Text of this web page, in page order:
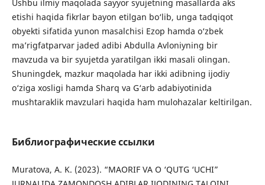
Ushbu ilmiy maqolada sayyor syujetning masallarda aks
etishi haqida fikrlar bayon etilgan bo‘lib, unga tadqiqot
obyekti sifatida yunon masalchisi Ezop hamda o‘zbek
ma’rigfatparvar jaded adibi Abdulla Avloniyning bir
mavzuda va bir syujetda yaratilgan ikki masali olingan.
Shuningdek, mazkur maqolada har ikki adibning ijodiy
o‘ziga xosligi hamda Sharq va G‘arb adabiyotinida
mushtaraklik mavzulari haqida ham mulohazalar keltirilgan.
Библиографические ссылки
Muratova, A. K. (2023). “MAORIF VA O ‘QUTG ‘UCHI”